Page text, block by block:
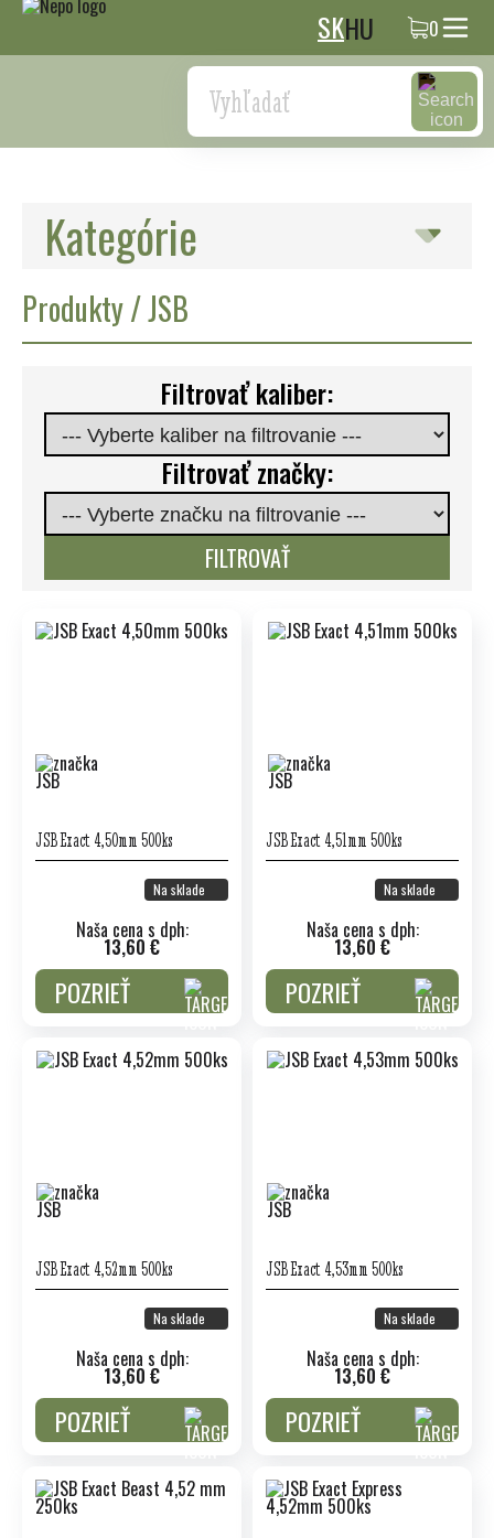
SKHU 0
Search
Kategórie
Produkty / JSB
Filtrovať kaliber:
Filtrovať značky:
FILTROVAŤ
JSB Exact 4,50mm 500ks
Na sklade
Naša cena s dph:
13,60 €
POZRIEŤ
JSB Exact 4,51mm 500ks
Na sklade
Naša cena s dph:
13,60 €
POZRIEŤ
JSB Exact 4,52mm 500ks
Na sklade
Naša cena s dph:
13,60 €
POZRIEŤ
JSB Exact 4,53mm 500ks
Na sklade
Naša cena s dph:
13,60 €
POZRIEŤ